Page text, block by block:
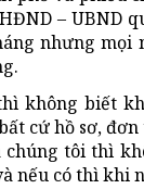
– UBND
nhưng
không biết
cứ hồ sơ,
tôi thì
nếu có thì khi